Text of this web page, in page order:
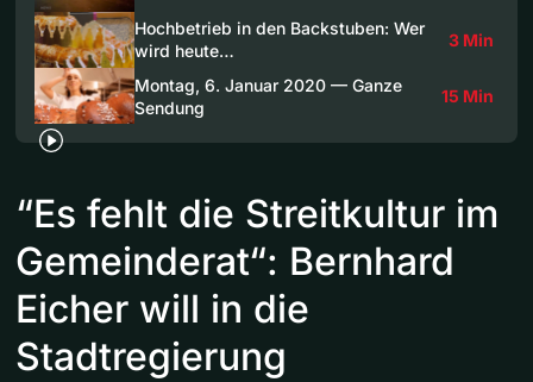
Hochbetrieb in den Backstuben: Wer
wird heute…
3 Min
Montag, 6. Januar 2020 — Ganze
Sendung
15 Min
“Es fehlt die Streitkultur im
Gemeinderat“: Bernhard
Eicher will in die
Stadtregierung